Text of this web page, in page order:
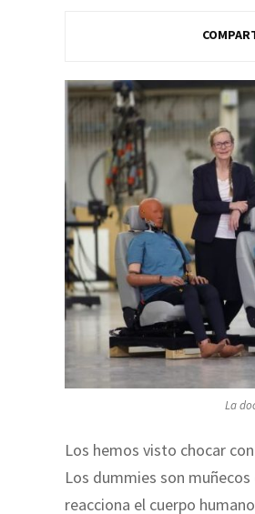
La
Los hemos visto chocar
Los dummies son
reacciona el cuerpo